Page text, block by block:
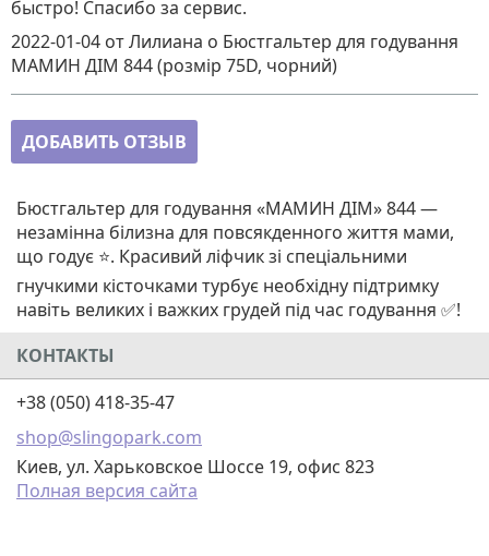
быстро! Спасибо за сервис.
2022-01-04 от Лилиана о Бюстгальтер для годування
МАМИН ДІМ 844 (розмір 75D, чорний)
ДОБАВИТЬ ОТЗЫВ
Бюстгальтер для годування «МАМИН ДІМ» 844 —
незамінна білизна для повсякденного життя мами,
що годує ⭐. Красивий ліфчик зі спеціальними
гнучкими кісточками турбує необхідну підтримку
навіть великих і важких грудей під час годування ✅!
КОНТАКТЫ
+38 (050) 418-35-47
shop@slingopark.com
Киев, ул. Харьковское Шоссе 19, офис 823
Полная версия сайта